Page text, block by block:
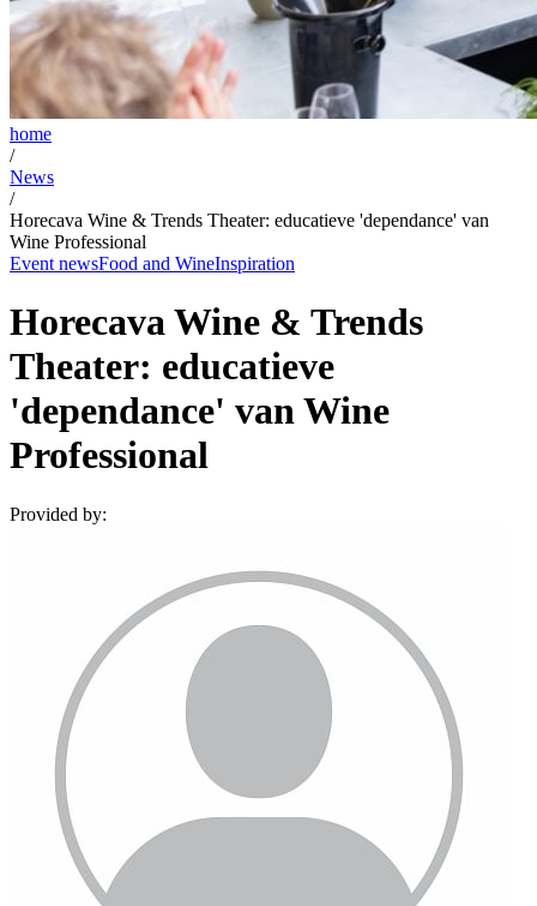
home
/
News
/
Horecava Wine & Trends Theater: educatieve 'dependance' van
Wine Professional
Event newsFood and WineInspiration
Horecava Wine & Trends
Theater: educatieve
'dependance' van Wine
Professional
Provided by: